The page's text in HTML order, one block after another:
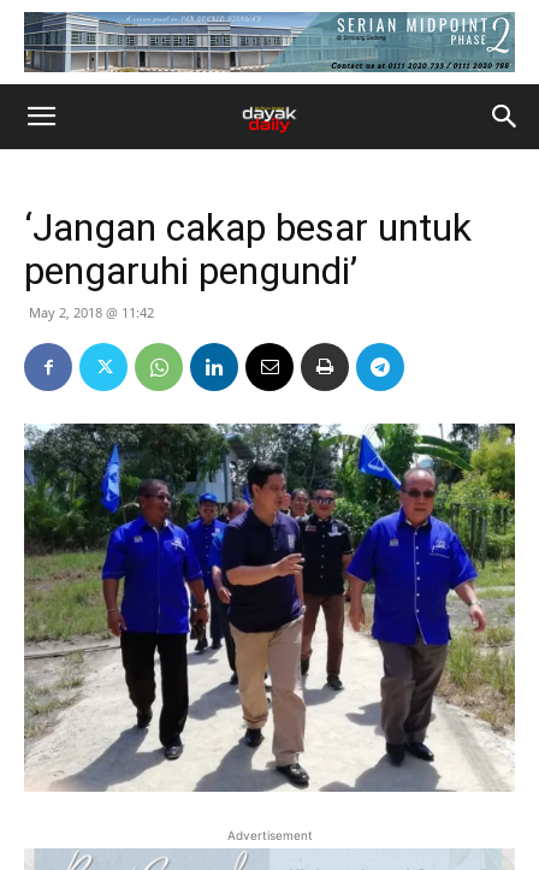
‘Jangan cakap besar untuk
pengaruhi pengundi’
May 2, 2018 @ 11:42
Advertisement